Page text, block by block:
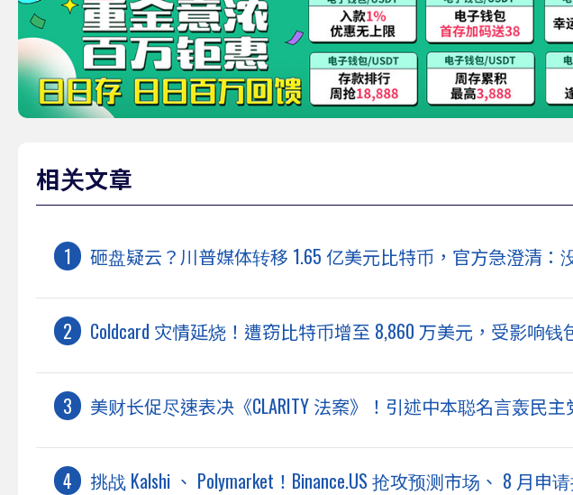
相关文章
砸盘疑云？川普媒体转移 1.65 亿美元比特币，官方急澄清：
Coldcard 灾情延烧！遭窃比特币增至 8,860 万美元，受影响
美财长促尽速表决《CLARITY 法案》！引述中本聪名言轰民
挑战 Kalshi 、 Polymarket！Binance.US 抢攻预测市场、 8 月申